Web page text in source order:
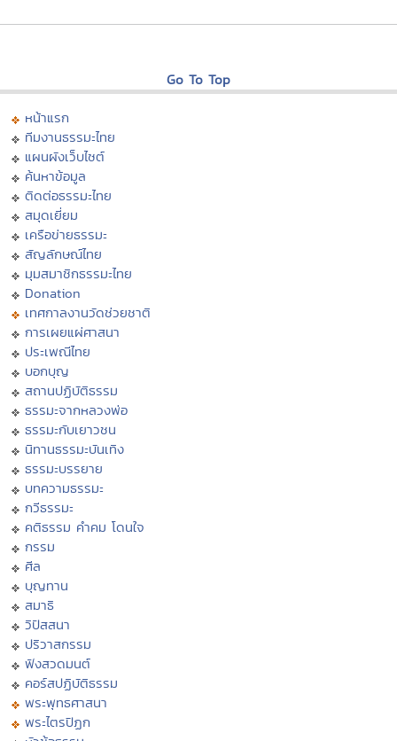
Go To Top
หน้าแรก
ทีมงานธรรมะไทย
แผนผังเว็บไซต์
ค้นหาข้อมูล
ติดต่อธรรมะไทย
สมุดเยี่ยม
เครือข่ายธรรมะ
สัญลักษณ์ไทย
มุมสมาชิกธรรมะไทย
Donation
เทศกาลงานวัดช่วยชาติ
การเผยแผ่ศาสนา
ประเพณีไทย
บอกบุญ
สถานปฏิบัติธรรม
ธรรมะจากหลวงพ่อ
ธรรมะกับเยาวชน
นิทานธรรมะบันเทิง
ธรรมะบรรยาย
บทความธรรมะ
กวีธรรมะ
คติธรรม คำคม โดนใจ
กรรม
ศีล
บุญทาน
สมาธิ
วิปัสสนา
ปริวาสกรรม
ฟังสวดมนต์
คอร์สปฏิบัติธรรม
พระพุทธศาสนา
พระไตรปิฏก